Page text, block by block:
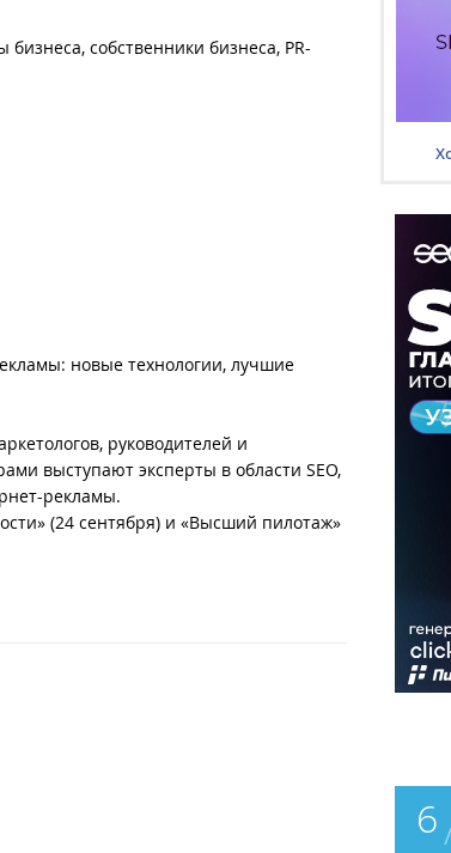
собственники бизнеса, PR-
новые технологии, лучшие
руководителей и
выступают эксперты в области SEO,
рекламы.
(24 сентября) и «Высший пилотаж»
6 /